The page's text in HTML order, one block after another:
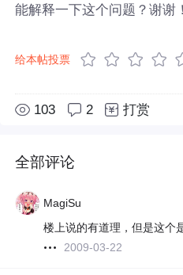
能解释一下这个问题？谢谢！
给本帖投票
103 2 打赏
全部评论
MagiSu
楼上说的有道理，但是这个
2009-03-22